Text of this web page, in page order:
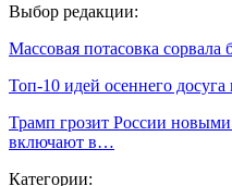
Выбор редакции:
Массовая потасовка
Топ-10 идей осеннего досуга
Трамп грозит России
включают в…
Категории: